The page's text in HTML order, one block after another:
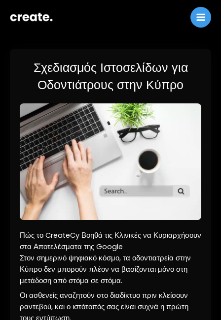
στο
Σχεδιασμός Ιστοσελίδων για
Οδοντιάτρους στην Κύπρο
Πώς το CreateCy Βοηθά τις Κλινικές να Κυριαρχήσουν
στα Αποτελέσματα της Google
Στον σημερινό ψηφιακό κόσμο, τα οδοντιατρεία στην
Κύπρο δεν μπορούν πλέον να βασίζονται μόνο στη
μετάδοση από στόμα σε στόμα.
Οι ασθενείς αναζητούν στο διαδίκτυο πριν κλείσουν
ραντεβού, και ο ιστότοπός σας είναι συχνά η πρώτη